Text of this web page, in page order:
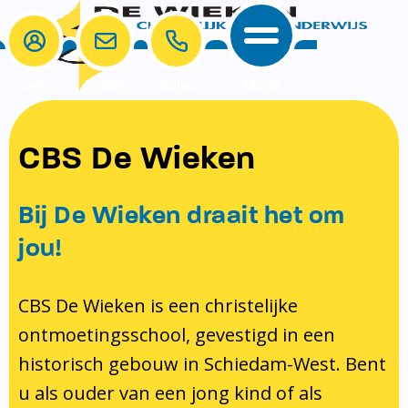
School
School
Onze visie rondom christelijke
identiteit
Pedagogisch klimaat en veiligheid
Bibliotheek
Ondersteuning
Ouders
MR & GMR
Aanmelden nieuwe leerling
Verlof aanvragen
Bibliotheek op school
Te weinig geld?
Contact
E-mail
CBS De Wieken
Bij De Wieken draait het om
jou!
CBS De Wieken is een christelijke
ontmoetingsschool, gevestigd in een
historisch gebouw in Schiedam-West. Bent
u als ouder van een jong kind of als